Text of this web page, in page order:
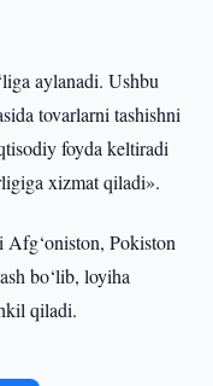
aylanadi. Ushbu
tovarlarni tashishni
foyda keltiradi
xizmat qiladi».
Afg‘oniston, Pokiston
bo‘lib, loyiha
qiladi.